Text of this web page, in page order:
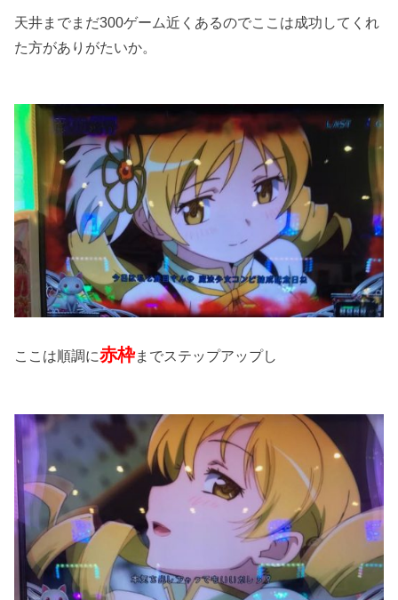
天井までまだ300ゲーム近くあるのでここは成功してくれ
た方がありがたいか。
ここは順調に赤枠までステップアップし